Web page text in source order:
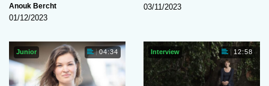
Anouk Bercht
01/12/2023
03/11/2023
Junior 04:34 Interview 12:58